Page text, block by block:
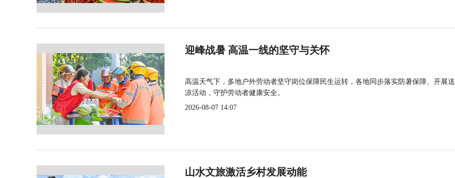
迎峰战暑 高温一线的坚守与关怀
高温天气下，多地户外劳动者坚守岗位保障民生运转，各地同步落实防暑保障、开展
凉活动，守护劳动者健康安全。
2026-08-07 14:07
山水文旅激活乡村发展动能